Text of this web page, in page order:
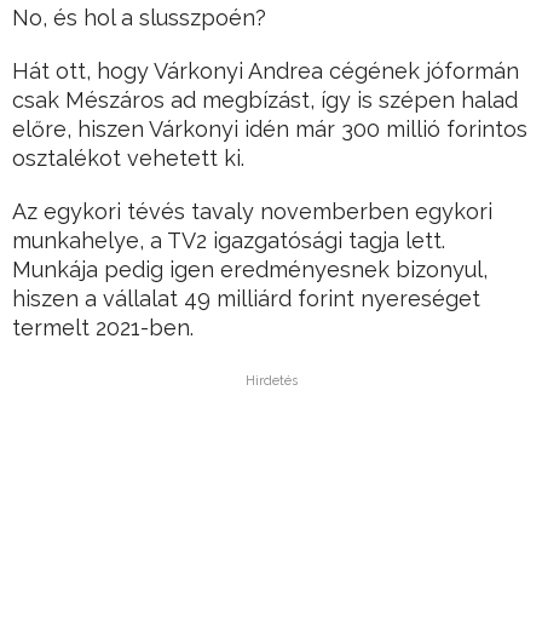
No, és hol a slusszpoén?
Hát ott, hogy Várkonyi Andrea cégének jóformán
csak Mészáros ad megbízást, így is szépen halad
előre, hiszen Várkonyi idén már 300 millió forintos
osztalékot vehetett ki.
Az egykori tévés tavaly novemberben egykori
munkahelye, a TV2 igazgatósági tagja lett.
Munkája pedig igen eredményesnek bizonyul,
hiszen a vállalat 49 milliárd forint nyereséget
termelt 2021-ben.
Hirdetés